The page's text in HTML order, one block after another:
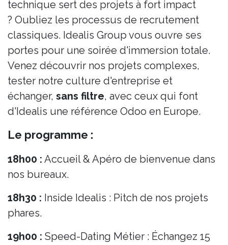
technique sert des projets à fort impact
? Oubliez les processus de recrutement
classiques. Idealis Group vous ouvre ses
portes pour une soirée d'immersion totale.
Venez découvrir nos projets complexes,
tester notre culture d'entreprise et
échanger, sans filtre, avec ceux qui font
d'Idealis une référence Odoo en Europe.
Le programme :
18h00 : Accueil & Apéro de bienvenue dans
nos bureaux.
18h30 : Inside Idealis : Pitch de nos projets
phares.
19h00 : Speed-Dating Métier : Échangez 15